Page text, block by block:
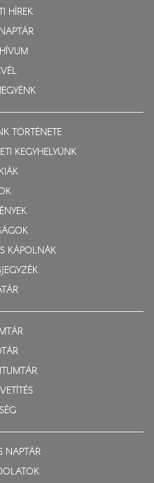
HÍREK
TÖRTÉNETE
KEGYHELYÜNK
KÁPOLNÁK
NAPTÁR